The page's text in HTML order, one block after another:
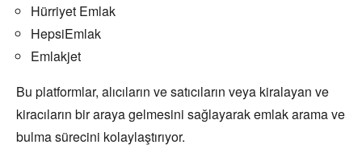
Hürriyet Emlak
HepsiEmlak
Emlakjet
Bu platformlar, alıcıların ve satıcıların veya kiralayan ve
kiracıların bir araya gelmesini sağlayarak emlak arama ve
bulma sürecini kolaylaştırıyor.